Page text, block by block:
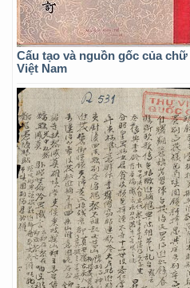
Cấu tạo và nguồn gốc của
Việt Nam